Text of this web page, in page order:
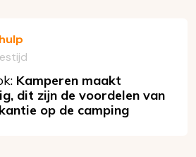
Kamperen maakt
dit zijn de voordelen van
op de camping